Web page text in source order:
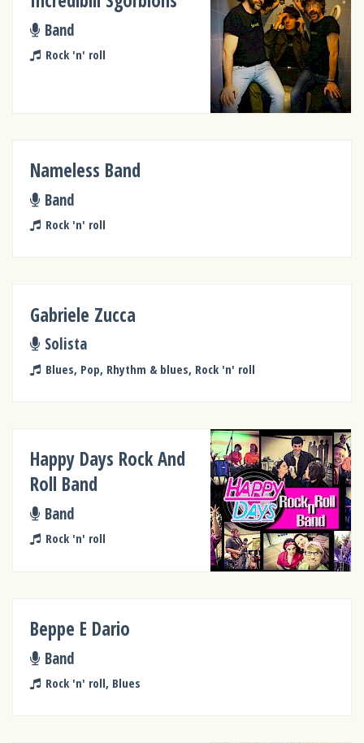
Band
Rock 'n' roll
Nameless Band
Band
Rock 'n' roll
Gabriele Zucca
Solista
Blues, Pop, Rhythm & blues, Rock 'n' roll
Happy Days Rock And
Roll Band
Band
Rock 'n' roll
Beppe E Dario
Band
Rock 'n' roll, Blues